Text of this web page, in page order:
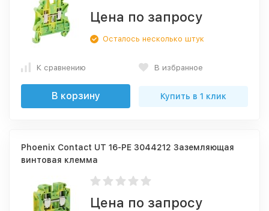
Цена по запросу
Осталось несколько штук
К сравнению В избранное
В корзину Купить в 1 клик
Phoenix Contact UT 16-PE 3044212 Заземляющая
винтовая клемма
Цена по запросу